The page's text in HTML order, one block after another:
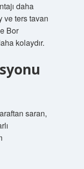
daha
ve ters tavan
Bor
kolaydır.
saran,